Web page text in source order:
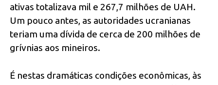
ativas totalizava mil e 267,7 milhões de UAH.
Um pouco antes, as autoridades ucranianas
teriam uma dívida de cerca de 200 milhões de
grívnias aos mineiros.
É nestas dramáticas condições econômicas, às